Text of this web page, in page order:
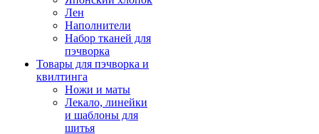
Лен
Наполнители
Набор тканей для
пэчворка
Товары для пэчворка и
квилтинга
Ножи и маты
Лекало, линейки
и шаблоны для
шитья